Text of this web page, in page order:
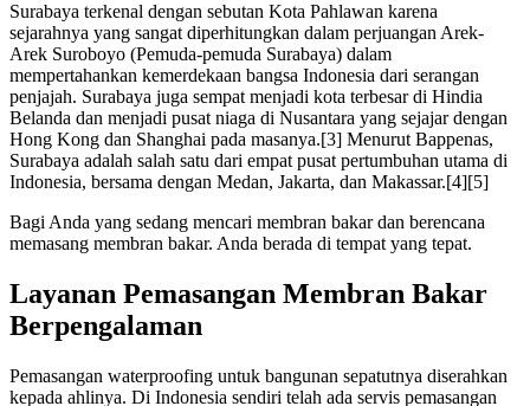
Surabaya terkenal dengan sebutan Kota Pahlawan karena
sejarahnya yang sangat diperhitungkan dalam perjuangan Arek-
Arek Suroboyo (Pemuda-pemuda Surabaya) dalam
mempertahankan kemerdekaan bangsa Indonesia dari serangan
penjajah. Surabaya juga sempat menjadi kota terbesar di Hindia
Belanda dan menjadi pusat niaga di Nusantara yang sejajar dengan
Hong Kong dan Shanghai pada masanya.[3] Menurut Bappenas,
Surabaya adalah salah satu dari empat pusat pertumbuhan utama di
Indonesia, bersama dengan Medan, Jakarta, dan Makassar.[4][5]
Bagi Anda yang sedang mencari membran bakar dan berencana
memasang membran bakar. Anda berada di tempat yang tepat.
Layanan Pemasangan Membran Bakar
Berpengalaman
Pemasangan waterproofing untuk bangunan sepatutnya diserahkan
kepada ahlinya. Di Indonesia sendiri telah ada servis pemasangan